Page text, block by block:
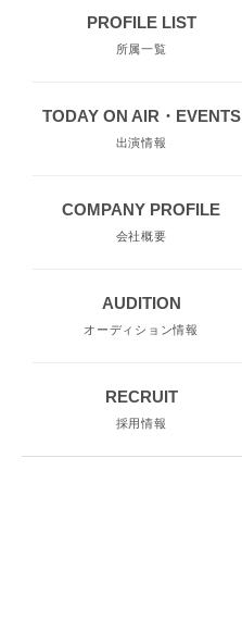
PROFILE LIST
所属一覧
TODAY ON AIR・EVENTS
出演情報
COMPANY PROFILE
会社概要
AUDITION
オーディション情報
RECRUIT
採用情報